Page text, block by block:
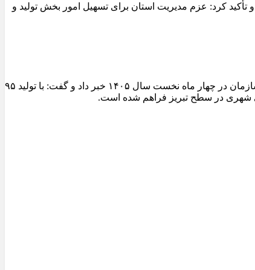
کرد: عزم مدیریت استان برای تسهیل امور بخش تولید و
مدیرعامل سازمان عمران و بازآفرینی فضاهای شهری شهرداری تبریز از ثبت یکی از شاخص‌ترین عملکردهای تولیدی کارخانجات آسفالت این سازمان در چهار ماه نخست سال ۱۴۰۵ خبر داد و گفت: با تولید ۹۵